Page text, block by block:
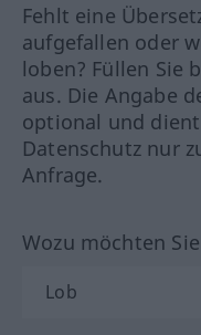
Fehlt eine
aufgefallen oder
loben? Füllen Sie
aus. Die Angabe
optional und
Datenschutz nur
Anfrage.
Wozu möchten